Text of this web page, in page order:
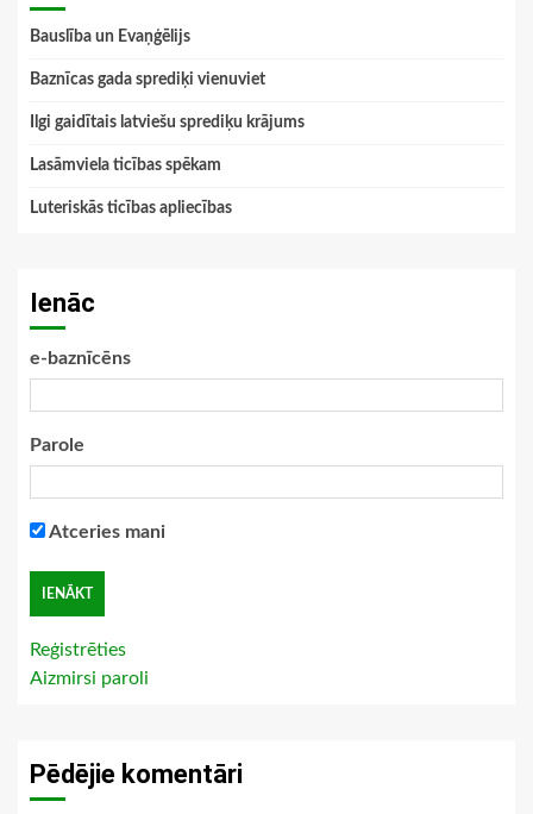
Bauslība un Evaņģēlijs
Baznīcas gada sprediķi vienuviet
Ilgi gaidītais latviešu sprediķu krājums
Lasāmviela ticības spēkam
Luteriskās ticības apliecības
Ienāc
e-baznīcēns
Parole
Atceries mani
Reģistrēties
Aizmirsi paroli
Pēdējie komentāri